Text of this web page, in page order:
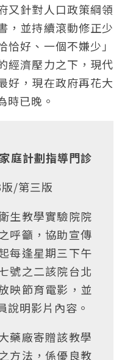
又針對人口政策綱領
，並持續滾動修正少
好、一個不嫌少」
經濟壓力之下，現代
好，現在政府再花大
時已晚。
庭計劃指導門診
/第三版
生教學實驗院院
呼籲，協助宣傳
每逢星期三下午
號之二該院台北
映節育電影，並
說明影片內容。
藥廠寄贈該教學
方法，係優良教